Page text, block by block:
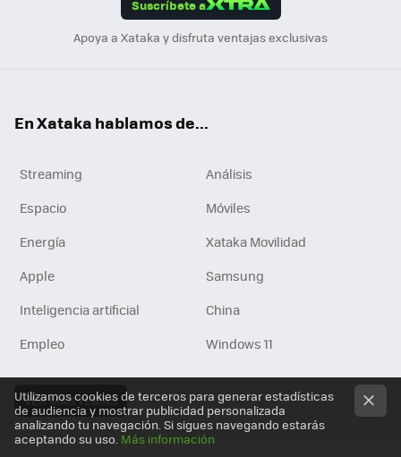
Suscríbete a
Apoya a Xataka y disfruta ventajas exclusivas
En Xataka hablamos de...
Streaming
Análisis
Espacio
Móviles
Energía
Xataka Movilidad
Apple
Samsung
Inteligencia artificial
China
Empleo
Windows 11
VER MÁS TEMAS
Utilizamos cookies de terceros para generar estadísticas
de audiencia y mostrar publicidad personalizada
analizando tu navegación. Si sigues navegando estarás
aceptando su uso. Más información